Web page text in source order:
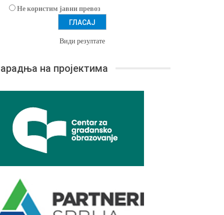
Не користим јавни превоз
Види резултате
на пројектима